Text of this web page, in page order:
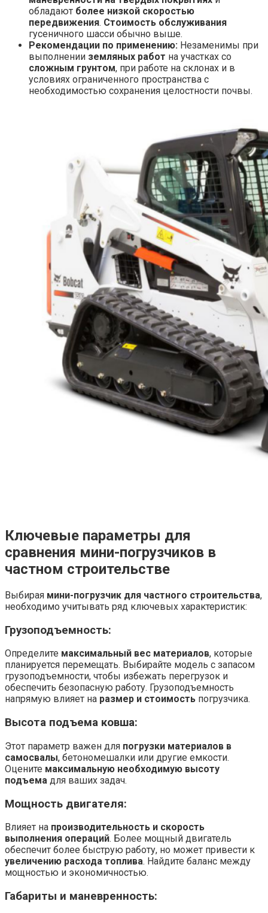
обладают более низкой скоростью
передвижения. Стоимость обслуживания
гусеничного шасси обычно выше.
Рекомендации по применению: Незаменимы при
выполнении земляных работ на участках со
сложным грунтом, при работе на склонах и в
условиях ограниченного пространства с
необходимостью сохранения целостности почвы.
Ключевые параметры для
сравнения мини-погрузчиков в
частном строительстве
Выбирая мини-погрузчик для частного строительства,
необходимо учитывать ряд ключевых характеристик:
Грузоподъемность:
Определите максимальный вес материалов, которые
планируется перемещать. Выбирайте модель с запасом
грузоподъемности, чтобы избежать перегрузок и
обеспечить безопасную работу. Грузоподъемность
напрямую влияет на размер и стоимость погрузчика.
Высота подъема ковша:
Этот параметр важен для погрузки материалов в
самосвалы, бетономешалки или другие емкости.
Оцените максимальную необходимую высоту
подъема для ваших задач.
Мощность двигателя:
Влияет на производительность и скорость
выполнения операций. Более мощный двигатель
обеспечит более быструю работу, но может привести к
увеличению расхода топлива. Найдите баланс между
мощностью и экономичностью.
Габариты и маневренность: